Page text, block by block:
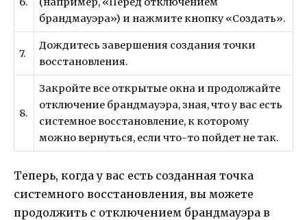
брандмауэра») и нажмите кнопку «Создать».
7.
Дождитесь завершения создания точки
восстановления.
8.
Закройте все открытые окна и продолжайте
отключение брандмауэра, зная, что у вас есть
системное восстановление, к которому
можно вернуться, если что-то пойдет не так.
Теперь, когда у вас есть созданная точка
системного восстановления, вы можете
продолжить с отключением брандмауэра в